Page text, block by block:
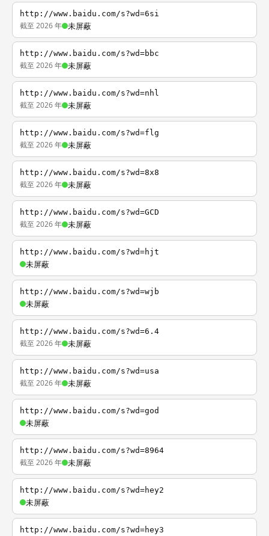
http://www.baidu.com/s?wd=6si
截至 2026 年 未屏蔽
http://www.baidu.com/s?wd=bbc
截至 2026 年 未屏蔽
http://www.baidu.com/s?wd=nhl
截至 2026 年 未屏蔽
http://www.baidu.com/s?wd=flg
截至 2026 年 未屏蔽
http://www.baidu.com/s?wd=8x8
截至 2026 年 未屏蔽
http://www.baidu.com/s?wd=GCD
截至 2026 年 未屏蔽
http://www.baidu.com/s?wd=hjt
未屏蔽
http://www.baidu.com/s?wd=wjb
未屏蔽
http://www.baidu.com/s?wd=6.4
截至 2026 年 未屏蔽
http://www.baidu.com/s?wd=usa
截至 2026 年 未屏蔽
http://www.baidu.com/s?wd=god
未屏蔽
http://www.baidu.com/s?wd=8964
截至 2026 年 未屏蔽
http://www.baidu.com/s?wd=hey2
未屏蔽
http://www.baidu.com/s?wd=hey3